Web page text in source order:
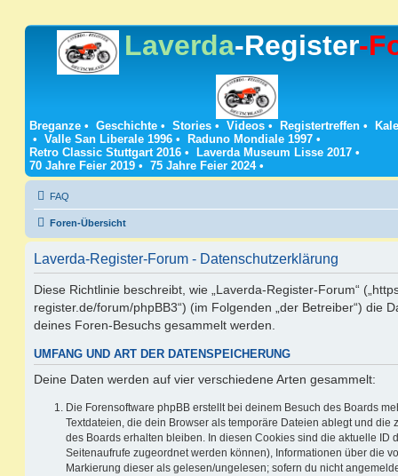
Laverda-Register-
Breganze • Geschichte • Stories • Videos • Registertreffen •
• Valle San Liberale 1996 • Raduno Mondiale 1997 •
Retro Classic Stuttgart 2016 • Laverda Museum Lisse 2017 •
70 Jahre Feier 2019 • 75 Jahre Feier 2024•
FAQ
Foren-Übersicht
Laverda-Register-Forum - Datenschutzerklärung
Diese Richtlinie beschreibt, wie „Laverda-Register-Forum“
register.de/forum/phpBB3“) (im Folgenden „der Betreiber“) die
deines Foren-Besuchs gesammelt werden.
UMFANG UND ART DER DATENSPEICHERUNG
Deine Daten werden auf vier verschiedene Arten gesammelt:
Die Forensoftware phpBB erstellt bei deinem Besuch des Boards
Textdateien, die dein Browser als temporäre Dateien ablegt und die
des Boards erhalten bleiben. In diesen Cookies sind die aktuelle ID
Seitenaufrufe zugeordnet werden können), Informationen über die
Markierung dieser als gelesen/ungelesen; sofern du nicht